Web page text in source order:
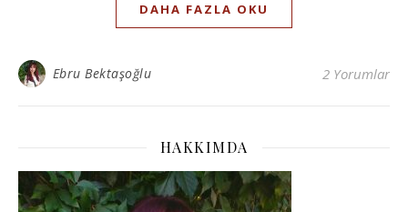
DAHA FAZLA OKU
Ebru Bektaşoğlu 2 Yorumlar
HAKKIMDA